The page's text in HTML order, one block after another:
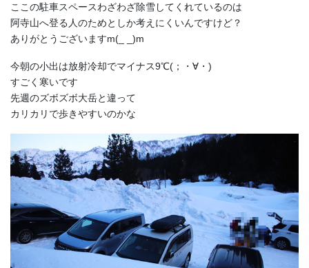
ここの駐車スペースわざわざ除雪してくれているのは
阿寺山へ登る人のためとしか考えにくいんですけど？
ありがとうございますm(_ _)m
今朝の小出は放射冷却でマイナス9℃(；・∀・)
すごく寒いです
先週のズボズボ大岳と違って
カリカリで歩きやすいのかな